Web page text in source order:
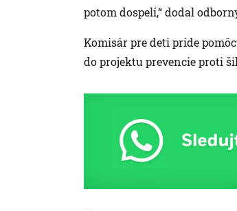
potom dospelí,“ dodal
Komisár pre deti príde
do projektu prevencie proti